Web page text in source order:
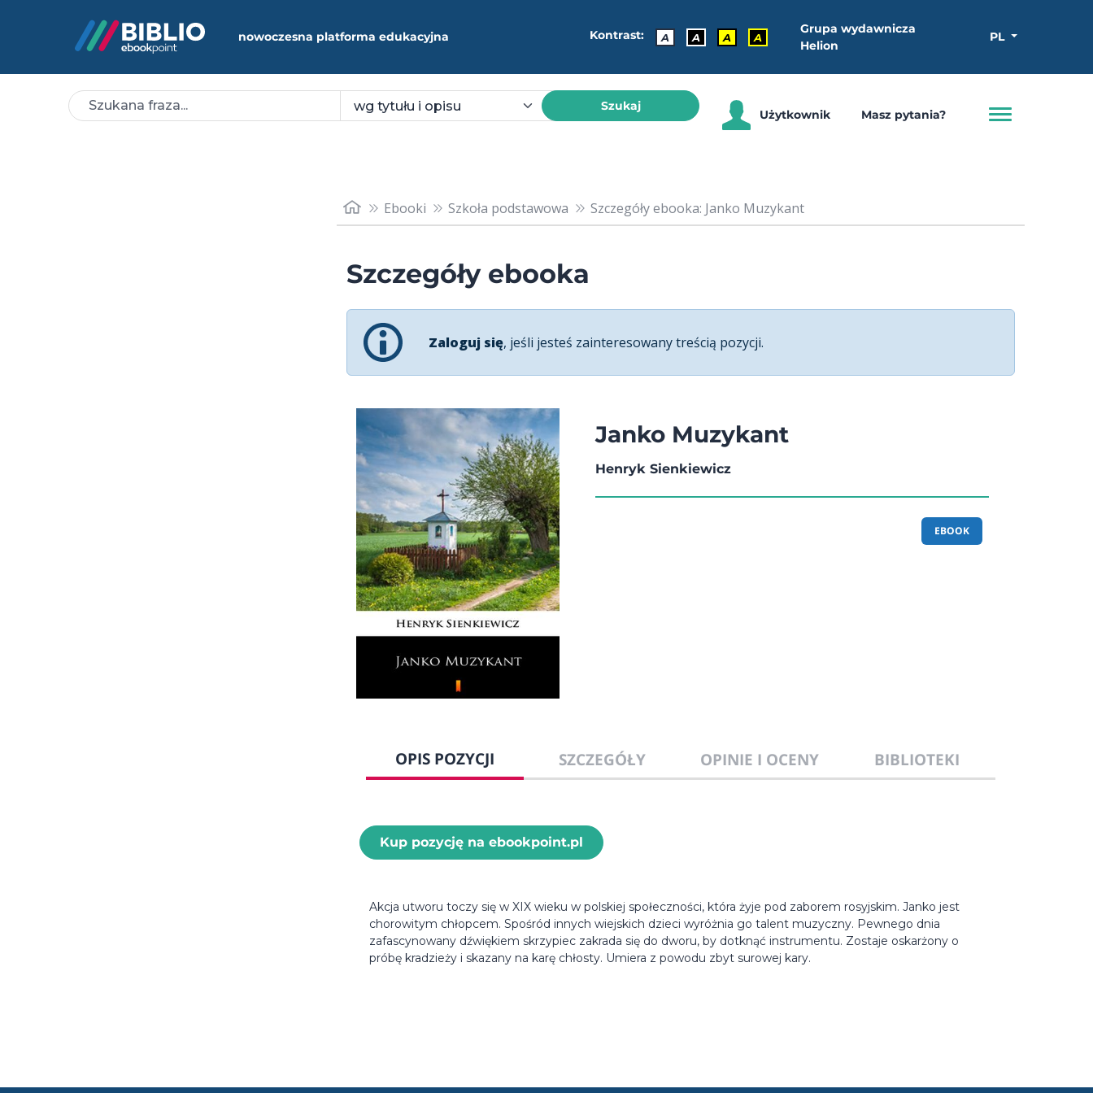
nowoczesna platforma edukacyjna Kontrast: A A A A
Grupa wydawnicza
Helion
PL
Szukaj
Użytkownik Masz pytania?
Ebooki Szkoła podstawowa Szczegóły ebooka: Janko Muzykant
Szczegóły ebooka
Zaloguj się, jeśli jesteś zainteresowany treścią pozycji.
Janko Muzykant
Henryk Sienkiewicz
EBOOK
OPIS POZYCJI SZCZEGÓŁY OPINIE I OCENY BIBLIOTEKI
Kup pozycję na ebookpoint.pl
Akcja utworu toczy się w XIX wieku w polskiej społeczności, która żyje pod zaborem rosyjskim. Janko jest
chorowitym chłopcem. Spośród innych wiejskich dzieci wyróżnia go talent muzyczny. Pewnego dnia
zafascynowany dźwiękiem skrzypiec zakrada się do dworu, by dotknąć instrumentu. Zostaje oskarżony o
próbę kradzieży i skazany na karę chłosty. Umiera z powodu zbyt surowej kary.